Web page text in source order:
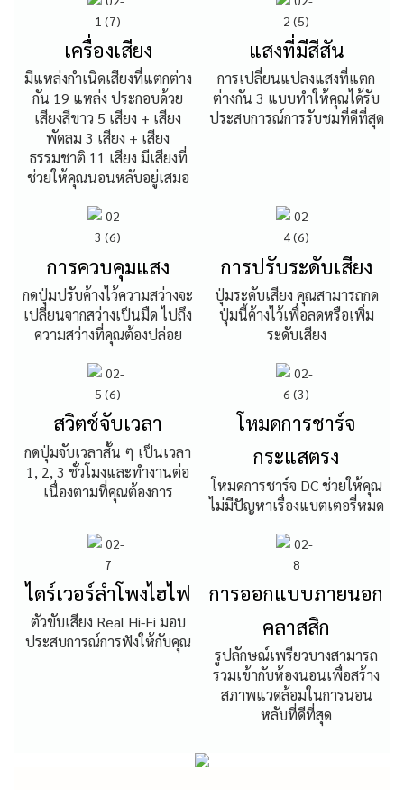
เครื่องเสียง
มีแหล่งกำเนิดเสียงที่แตกต่าง
กัน 19 แหล่ง ประกอบด้วย
เสียงสีขาว 5 เสียง + เสียง
พัดลม 3 เสียง + เสียง
ธรรมชาติ 11 เสียง มีเสียงที่
ช่วยให้คุณนอนหลับอยู่เสมอ
แสงที่มีสีสัน
การเปลี่ยนแปลงแสงที่แตก
ต่างกัน 3 แบบทำให้คุณได้รับ
ประสบการณ์การรับชมที่ดีที่สุด
การควบคุมแสง
กดปุ่มปรับค้างไว้ความสว่างจะ
เปลี่ยนจากสว่างเป็นมืด ไปถึง
ความสว่างที่คุณต้องปล่อย
การปรับระดับเสียง
ปุ่มระดับเสียง คุณสามารถกด
ปุ่มนี้ค้างไว้เพื่อลดหรือเพิ่ม
ระดับเสียง
สวิตช์จับเวลา
กดปุ่มจับเวลาสั้น ๆ เป็นเวลา
1, 2, 3 ชั่วโมงและทำงานต่อ
เนื่องตามที่คุณต้องการ
โหมดการชาร์จ
กระแสตรง
โหมดการชาร์จ DC ช่วยให้คุณ
ไม่มีปัญหาเรื่องแบตเตอรี่หมด
ไดร์เวอร์ลำโพงไฮไฟ
ตัวขับเสียง Real Hi-Fi มอบ
ประสบการณ์การฟังให้กับคุณ
การออกแบบภายนอก
คลาสสิก
รูปลักษณ์เพรียวบางสามารถ
รวมเข้ากับห้องนอนเพื่อสร้าง
สภาพแวดล้อมในการนอน
หลับที่ดีที่สุด